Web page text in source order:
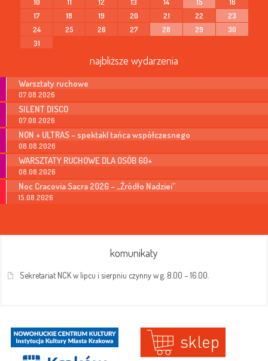
17
18 19 20 21 22
23
24
25 26 27 28 29
30
31
najbliższe wydarzenia
Warsztaty ruchowe
07.08.2026
SILENT DISCO
07.08.2026
NON + ULTRAS – spektakl tańca współczesnego
08.08.2026
WARSZTATY RUCHOWE DLA OSÓB 60+
08.08.2026
Noc Cracovia Sacra 2026 – „Źródło Nadziei”
15.08.2026
komunikaty
Sekretariat NCK w lipcu i sierpniu czynny w g. 8.00 – 16.00.